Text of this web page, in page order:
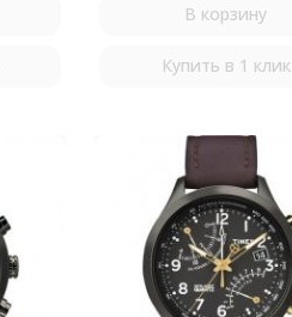
В корзину
Купить в 1 клик